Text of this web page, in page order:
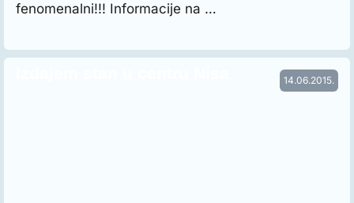
fenomenalni!!! Informacije na …
14.06.2015.